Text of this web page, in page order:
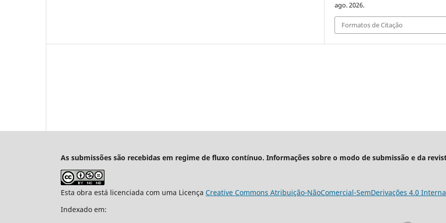
ago. 2026.
Formatos de Citação
As submissões são recebidas em regime de fluxo contínuo. Informações sobre o modo de submissão e da
Esta obra está licenciada com uma Licença Creative Commons Atribuição-NãoComercial-SemDerivações 4.0
Indexado em: